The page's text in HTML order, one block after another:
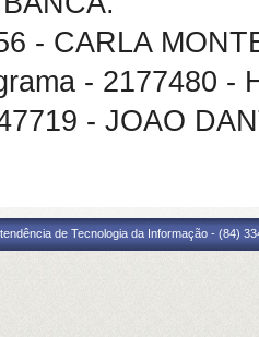
- CARLA
- 2177480 -
- JOAO
de Tecnologia da Informação - (84)